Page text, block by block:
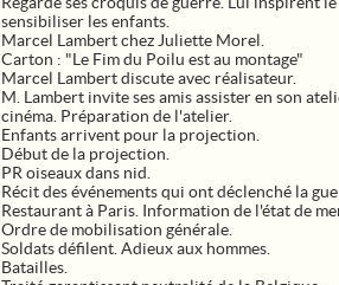
sensibiliser les enfants.
Marcel Lambert chez Juliette Morel.
Carton : "Le Fim du Poilu est au montage"
Marcel Lambert discute avec réalisateur.
M. Lambert invite ses amis assister en son
cinéma. Préparation de l'atelier.
Enfants arrivent pour la projection.
Début de la projection.
PR oiseaux dans nid.
Récit des événements qui ont déclenché la
Restaurant à Paris. Information de l'état de
Ordre de mobilisation générale.
Soldats défilent. Adieux aux hommes.
Batailles.